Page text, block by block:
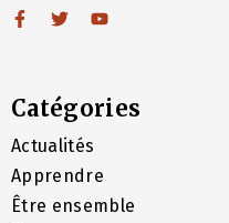
Catégories
Actualités
Apprendre
Être ensemble